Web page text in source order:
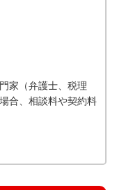
家（弁護士、税理
合、相談料や契約料